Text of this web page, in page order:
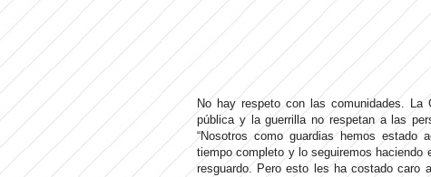
No hay respeto con las comunidades.
pública y la guerrilla no respetan a las
“Nosotros como guardias hemos estado
tiempo completo y lo seguiremos haciendo
resguardo. Pero esto les ha costado caro